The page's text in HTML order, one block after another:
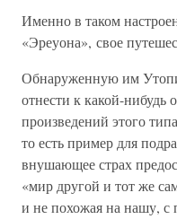
Именно в таком
«Эреуона», свое
Обнаруженную им
отнести к какой-нибудь
произведений этого
то есть пример для
внушающее страх
«мир другой и тот же
и не похожая на нашу,